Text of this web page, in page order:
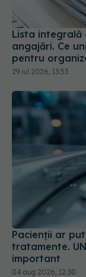
Lista integrală
angajări. Ce
pentru
29 iul 2026, 13:53
Pacienții ar
tratamente.
important
04 aug 2026, 12:30